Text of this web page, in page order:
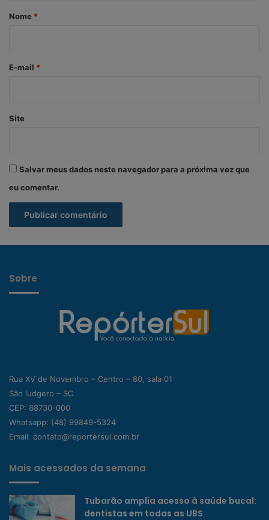
r
*
Nome *
E-mail *
Site
Salvar meus dados neste navegador para a próxima vez que
eu comentar.
Sobre
Rua XV de Novembro – Centro – 80, sala 01
São ludgero – SC
CEP: 88730-000
Whatsapp: (48) 99849-5324
Email: contato@reportersul.com.br
Mais acessados da semana
Tubarão amplia acesso à saúde bucal:
dentistas em todas as UBS